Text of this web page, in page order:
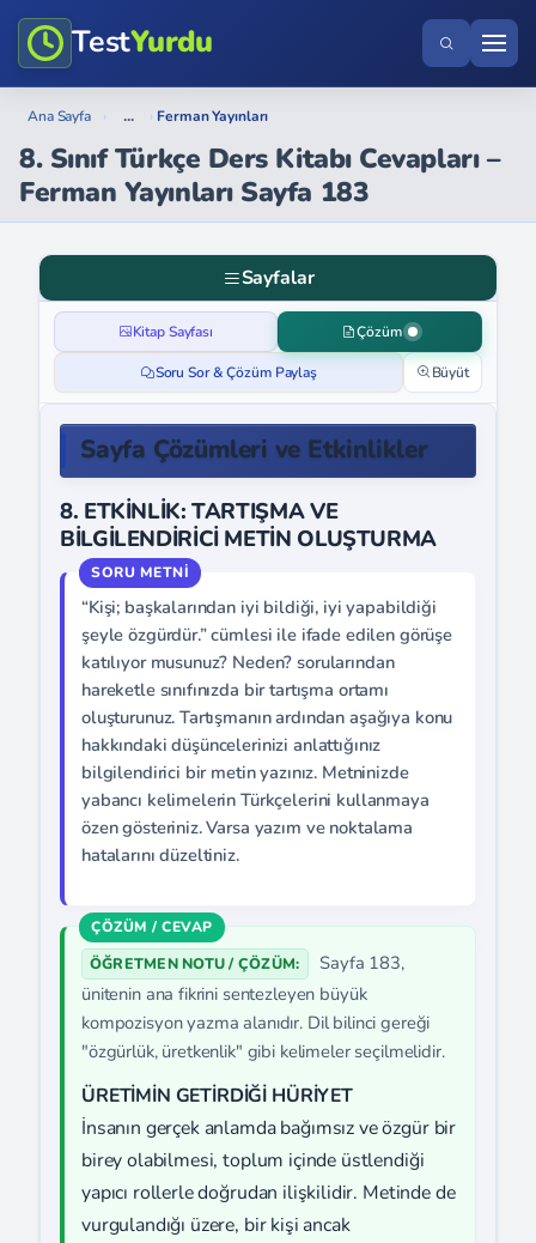
TestYurdu
Ana Sayfa › ... › Ferman Yayınları
8. Sınıf Türkçe Ders Kitabı Cevapları –
Ferman Yayınları Sayfa 183
Sayfalar
Kitap Sayfası Çözüm
Soru Sor & Çözüm Paylaş Büyüt
Sayfa Çözümleri ve Etkinlikler
8. ETKİNLİK: TARTIŞMA VE
BİLGİLENDİRİCİ METİN OLUŞTURMA
“Kişi; başkalarından iyi bildiği, iyi yapabildiği
şeyle özgürdür.” cümlesi ile ifade edilen görüşe
katılıyor musunuz? Neden? sorularından
hareketle sınıfınızda bir tartışma ortamı
oluşturunuz. Tartışmanın ardından aşağıya konu
hakkındaki düşüncelerinizi anlattığınız
bilgilendirici bir metin yazınız. Metninizde
yabancı kelimelerin Türkçelerini kullanmaya
özen gösteriniz. Varsa yazım ve noktalama
hatalarını düzeltiniz.
ÖĞRETMEN NOTU / ÇÖZÜM:
Sayfa 183,
ünitenin ana fikrini sentezleyen büyük
kompozisyon yazma alanıdır. Dil bilinci gereği
"özgürlük, üretkenlik" gibi kelimeler seçilmelidir.
ÜRETİMİN GETİRDİĞİ HÜRİYET
İnsanın gerçek anlamda bağımsız ve özgür bir
birey olabilmesi, toplum içinde üstlendiği
yapıcı rollerle doğrudan ilişkilidir. Metinde de
vurgulandığı üzere, bir kişi ancak